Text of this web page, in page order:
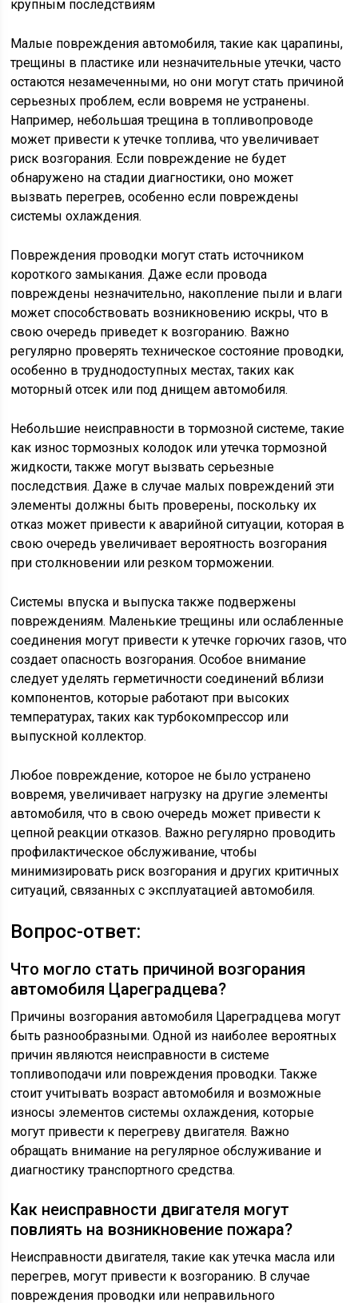
Малые повреждения автомобиля, такие как царапины,
трещины в пластике или незначительные утечки, часто
остаются незамеченными, но они могут стать причиной
серьезных проблем, если вовремя не устранены.
Например, небольшая трещина в топливопроводе
может привести к утечке топлива, что увеличивает
риск возгорания. Если повреждение не будет
обнаружено на стадии диагностики, оно может
вызвать перегрев, особенно если повреждены
системы охлаждения.
Повреждения проводки могут стать источником
короткого замыкания. Даже если провода
повреждены незначительно, накопление пыли и влаги
может способствовать возникновению искры, что в
свою очередь приведет к возгоранию. Важно
регулярно проверять техническое состояние проводки,
особенно в труднодоступных местах, таких как
моторный отсек или под днищем автомобиля.
Небольшие неисправности в тормозной системе, такие
как износ тормозных колодок или утечка тормозной
жидкости, также могут вызвать серьезные
последствия. Даже в случае малых повреждений эти
элементы должны быть проверены, поскольку их
отказ может привести к аварийной ситуации, которая в
свою очередь увеличивает вероятность возгорания
при столкновении или резком торможении.
Системы впуска и выпуска также подвержены
повреждениям. Маленькие трещины или ослабленные
соединения могут привести к утечке горючих газов, что
создает опасность возгорания. Особое внимание
следует уделять герметичности соединений вблизи
компонентов, которые работают при высоких
температурах, таких как турбокомпрессор или
выпускной коллектор.
Любое повреждение, которое не было устранено
вовремя, увеличивает нагрузку на другие элементы
автомобиля, что в свою очередь может привести к
цепной реакции отказов. Важно регулярно проводить
профилактическое обслуживание, чтобы
минимизировать риск возгорания и других критичных
ситуаций, связанных с эксплуатацией автомобиля.
Вопрос-ответ:
Что могло стать причиной возгорания
автомобиля Цареградцева?
Причины возгорания автомобиля Цареградцева могут
быть разнообразными. Одной из наиболее вероятных
причин являются неисправности в системе
топливоподачи или повреждения проводки. Также
стоит учитывать возраст автомобиля и возможные
износы элементов системы охлаждения, которые
могут привести к перегреву двигателя. Важно
обращать внимание на регулярное обслуживание и
диагностику транспортного средства.
Как неисправности двигателя могут
повлиять на возникновение пожара?
Неисправности двигателя, такие как утечка масла или
перегрев, могут привести к возгоранию. В случае
повреждения проводки или неправильного